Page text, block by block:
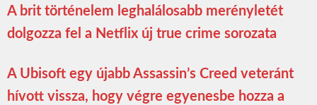
A brit történelem leghalálosabb merényletét
dolgozza fel a Netflix új true crime sorozata
A Ubisoft egy újabb Assassin’s Creed veteránt
hívott vissza, hogy végre egyenesbe hozza a